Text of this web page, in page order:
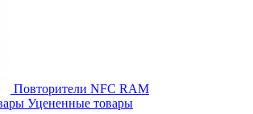
Повторители NFC RAM
Уцененные товары